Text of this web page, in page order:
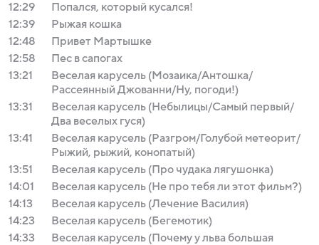
12:29
Попался, который кусался!
12:39
Рыжая кошка
12:48
Привет Мартышке
12:58
Пес в сапогах
13:21
Веселая карусель (Мозаика/Антошка/
Рассеянный Джованни/Ну, погоди!)
13:31
Веселая карусель (Небылицы/Самый первый/
Два веселых гуся)
13:41
Веселая карусель (Разгром/Голубой метеорит/
Рыжий, рыжий, конопатый)
13:51
Веселая карусель (Про чудака лягушонка)
14:01
Веселая карусель (Не про тебя ли этот фильм?)
14:13
Веселая карусель (Лечение Василия)
14:23
Веселая карусель (Бегемотик)
14:33
Веселая карусель (Почему у льва большая